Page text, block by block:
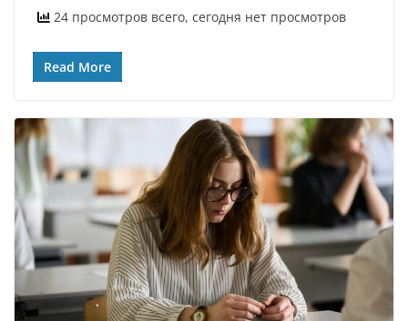
24 просмотров всего, сегодня нет просмотров
Read More